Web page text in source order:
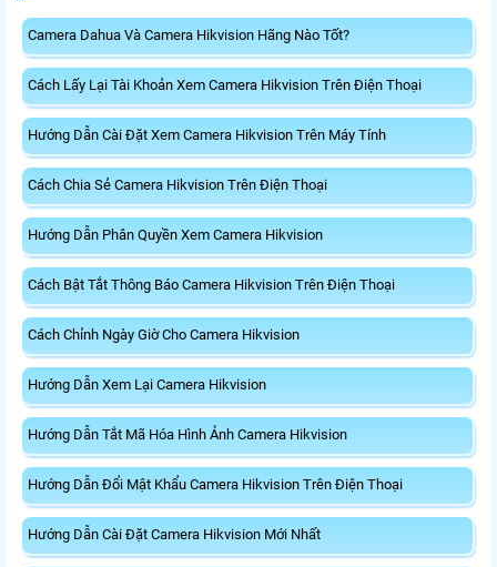
Camera Dahua Và Camera Hikvision Hãng Nào Tốt?
Cách Lấy Lại Tài Khoản Xem Camera Hikvision Trên Điện Thoại
Hướng Dẫn Cài Đặt Xem Camera Hikvision Trên Máy Tính
Cách Chia Sẻ Camera Hikvision Trên Điện Thoại
Hướng Dẫn Phân Quyền Xem Camera Hikvision
Cách Bật Tắt Thông Báo Camera Hikvision Trên Điện Thoại
Cách Chỉnh Ngày Giờ Cho Camera Hikvision
Hướng Dẫn Xem Lại Camera Hikvision
Hướng Dẫn Tắt Mã Hóa Hình Ảnh Camera Hikvision
Hướng Dẫn Đổi Mật Khẩu Camera Hikvision Trên Điện Thoại
Hướng Dẫn Cài Đặt Camera Hikvision Mới Nhất